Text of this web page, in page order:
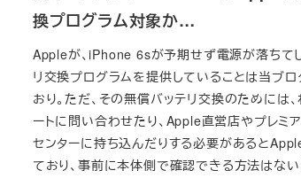
換プログラム対象か…
Appleが、iPhone 6sが予期せず電源が落ちて
リ交換プログラムを提供していることは当ブ
おり。ただ、その無償バッテリ交換のためには
ートに問い合わせたり、Apple直営店やプレミ
センターに持ち込んだりする必要があると
ており、事前に本体側で確認できる方法はない